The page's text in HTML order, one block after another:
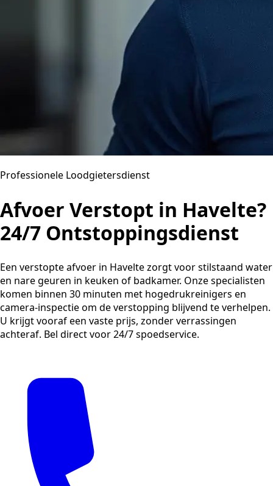
Professionele Loodgietersdienst
Afvoer Verstopt in Havelte?
24/7 Ontstoppingsdienst
Een verstopte afvoer in Havelte zorgt voor stilstaand water
en nare geuren in keuken of badkamer. Onze specialisten
komen binnen 30 minuten met hogedrukreinigers en
camera-inspectie om de verstopping blijvend te verhelpen.
U krijgt vooraf een vaste prijs, zonder verrassingen
achteraf. Bel direct voor 24/7 spoedservice.